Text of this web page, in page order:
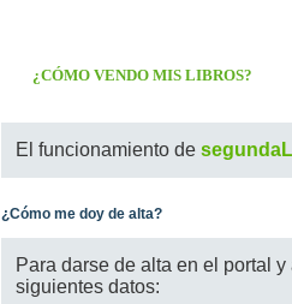
¿CÓMO VENDO MIS LIBROS?
El funcionamiento de
¿Cómo me doy de alta?
Para darse de alta en el portal
siguientes datos: